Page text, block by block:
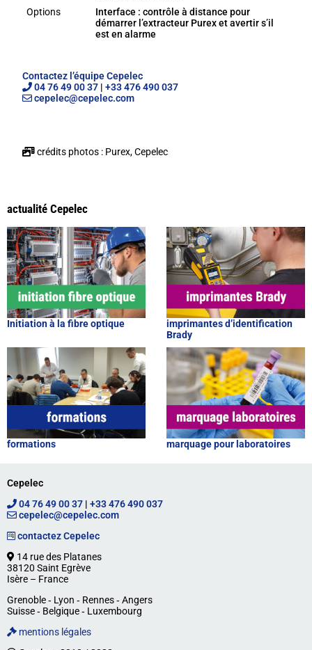
Options
Interface : contrôle à distance pour
démarrer l’extracteur Purex et avertir s’il
est en alarme
Contactez l’équipe Cepelec
04 76 49 00 37 |+33 476 490 037
cepelec@cepelec.com
crédits photos : Purex, Cepelec
actualité Cepelec
Initiation à la fibre optique
imprimantes d’identification
Brady
formations marquage pour laboratoires
Cepelec
04 76 49 00 37 | +33 476 490 037
cepelec@cepelec.com
contactez Cepelec
14 rue des Platanes
38120 Saint Egrève
Isère – France
Grenoble ‐ Lyon ‐ Rennes ‐ Angers
Suisse ‐ Belgique ‐ Luxembourg
mentions légales